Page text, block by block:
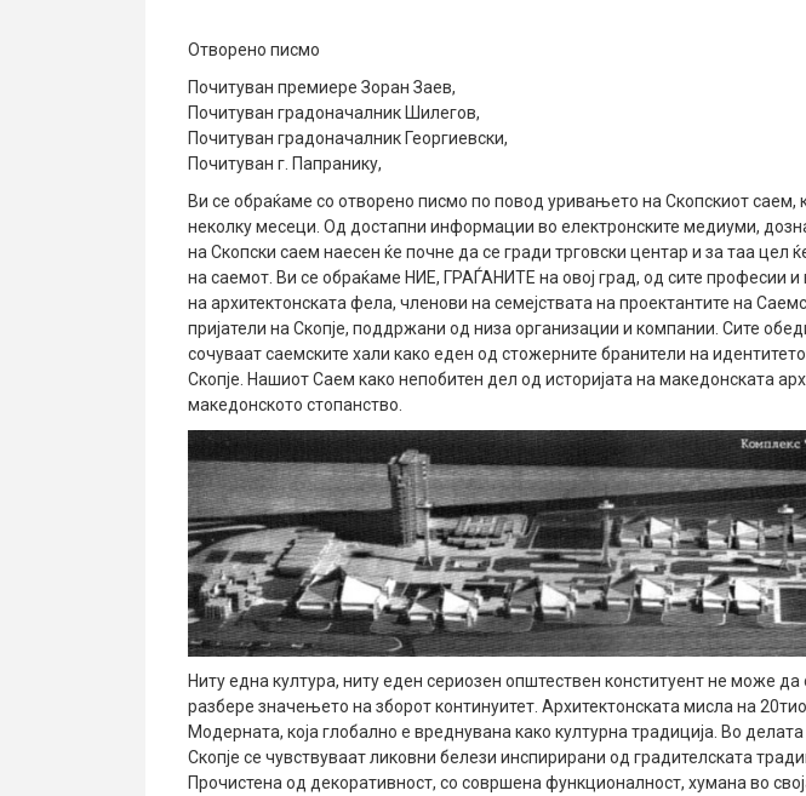
Отворено писмо
Почитуван премиере Зоран Заев,
Почитуван градоначалник Шилегов,
Почитуван градоначалник Георгиевски,
Почитуван г. Папранику,
Ви се обраќаме со отворено писмо по повод уривањето на Скопскиот саем,
неколку месеци. Од достапни информации во електронските медиуми,
на Скопски саем наесен ќе почне да се гради трговски центар и за таа цел
на саемот. Ви се обраќаме НИЕ, ГРАЃАНИТЕ на овој град, од сите професии и
на архитектонската фела, членови на семејствата на проектантите на
пријатели на Скопје, поддржани од низа организации и компании. Сите
сочуваат саемските хали како еден од стожерните бранители на
Скопје. Нашиот Саем како непобитен дел од историјата на македонската
македонското стопанство.
Ниту една култура, ниту еден сериозен општествен конституент не може да
разбере значењето на зборот континуитет. Архитектонската мисла на
Модерната, која глобално е вреднувана како културна традиција. Во
Скопје се чувствуваат ликовни белези инспирирани од градителската
Прочистена од декоративност, со совршена функционалност, хумана во